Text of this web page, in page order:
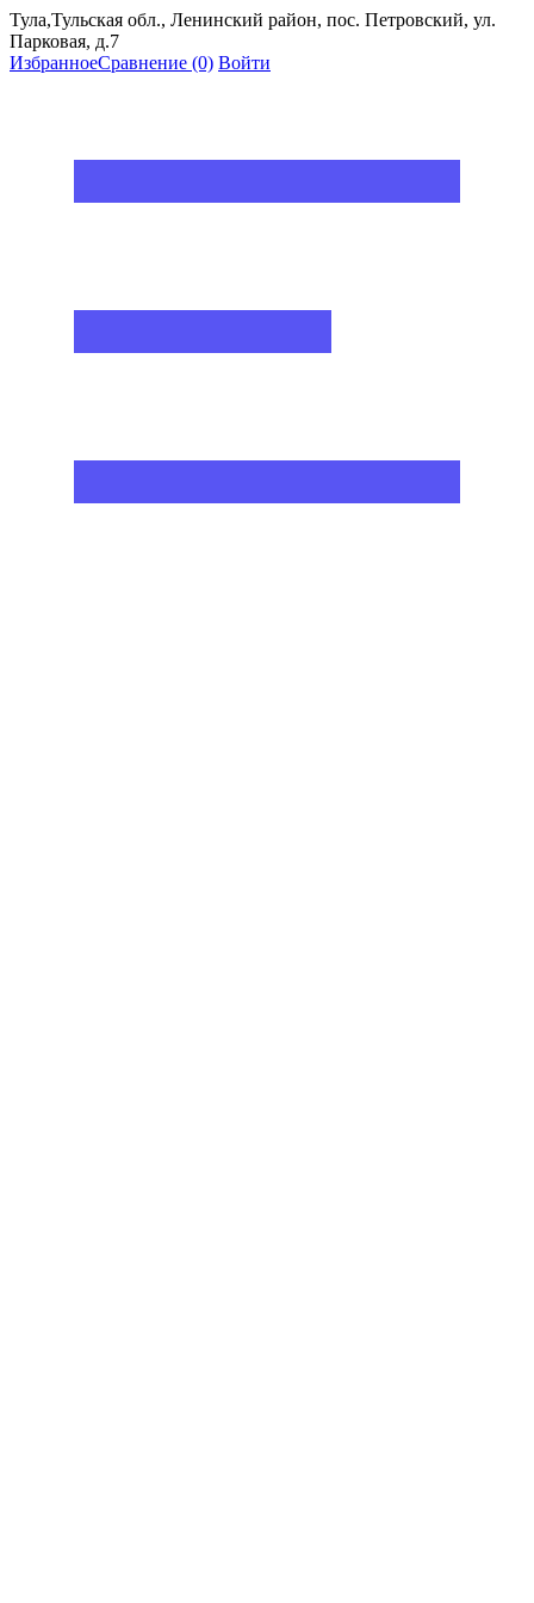
Тула,Тульская обл., Ленинский район, пос. Петровский, ул.
Парковая, д.7
ИзбранноеСравнение (0) Войти